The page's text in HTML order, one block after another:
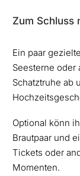
Zum Schluss
Ein paar
Seesterne oder
Schatztruhe ab
Optional könn
Brautpaar und
Tickets oder
Momenten.